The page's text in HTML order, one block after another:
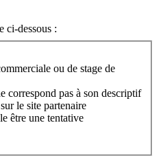
ci-dessous :
ou de stage de
correspond pas à son descriptif
le site partenaire
être une tentative